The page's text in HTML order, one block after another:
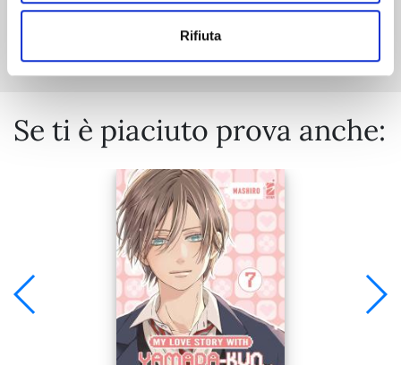
Rifiuta
Mostra tutto
Se ti è piaciuto prova anche: